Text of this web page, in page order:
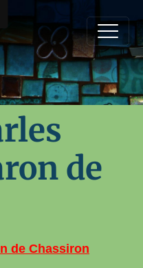
de
de Chassiron